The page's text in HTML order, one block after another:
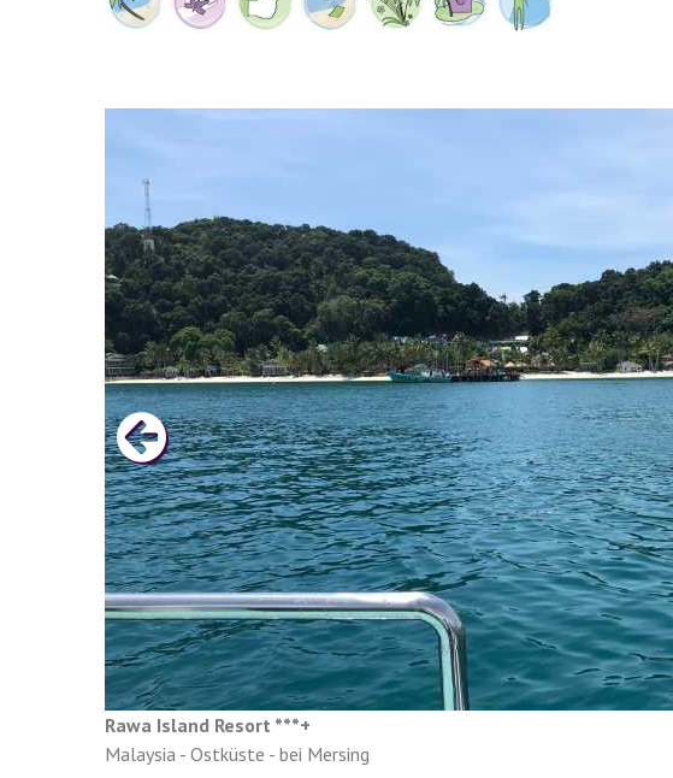
Rawa Island Resort ***+
Malaysia - Ostküste - bei Mersing